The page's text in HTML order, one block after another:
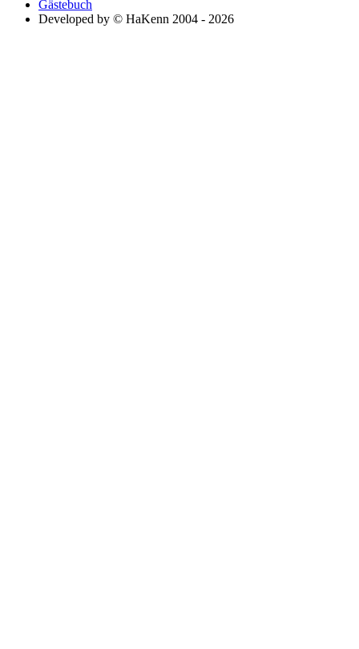
Gästebuch
Developed by © HaKenn 2004 - 2026